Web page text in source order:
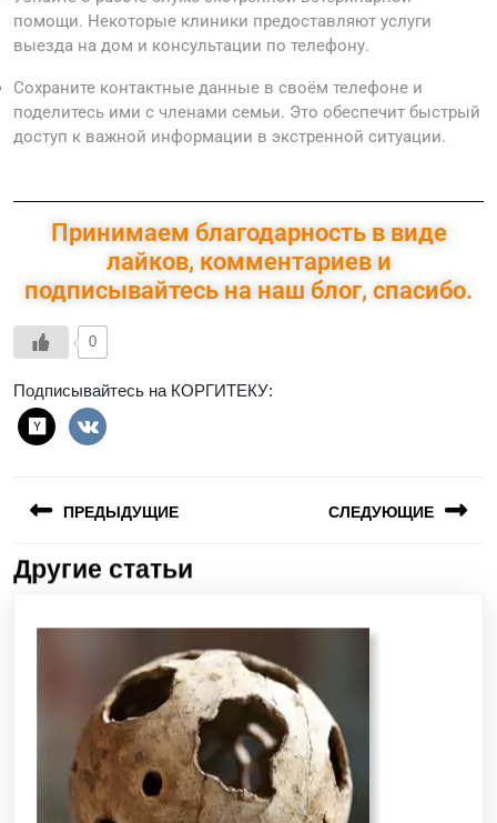
помощи. Некоторые клиники предоставляют услуги
выезда на дом и консультации по телефону.
Сохраните контактные данные в своём телефоне и
поделитесь ими с членами семьи. Это обеспечит быстрый
доступ к важной информации в экстренной ситуации.
Принимаем благодарность в виде
лайков, комментариев и
подписывайтесь на наш блог, спасибо.
0
Подписывайтесь на КОРГИТЕКУ:
ПРЕДЫДУЩИЕ СЛЕДУЮЩИЕ
Другие статьи